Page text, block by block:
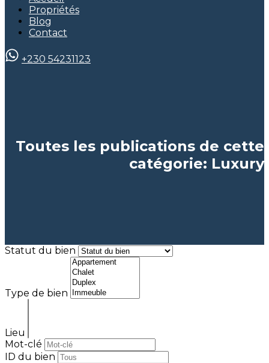
Propriétés
Blog
Contact
+230 54231123
Toutes les publications de cette
catégorie: Luxury
Statut du bien
Type de bien
Lieu
Mot-clé
ID du bien